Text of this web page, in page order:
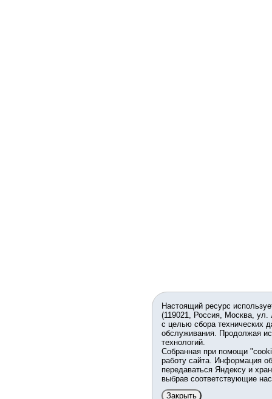
Настоящий ресурс
(119021, Россия, Москва,
с целью сбора технических
обслуживания. Продолжая
технологий.
Собранная при помощи
работу сайта. Информация
передаваться Яндексу и
выбрав соответствующие
Закрыть